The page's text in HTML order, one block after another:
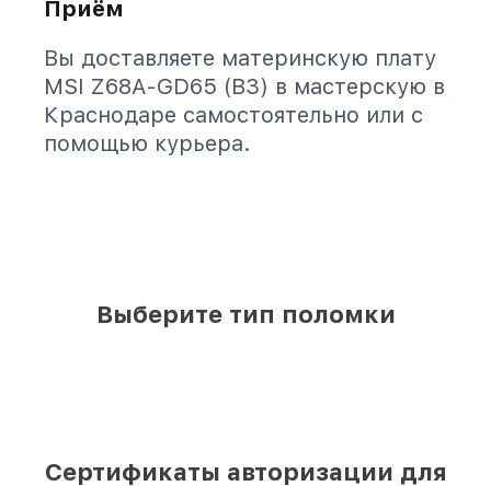
Приём
Вы доставляете материнскую плату
MSI Z68A-GD65 (B3) в мастерскую в
Краснодаре самостоятельно или с
помощью курьера.
Выберите тип поломки
Сертификаты авторизации для